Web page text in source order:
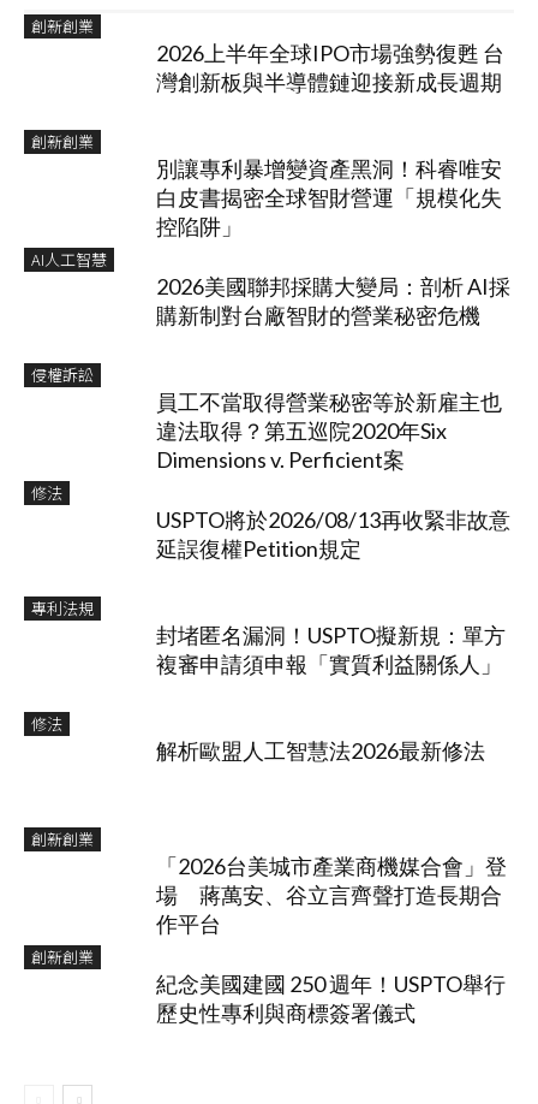
創新創業
2026上半年全球IPO市場強勢復甦 台
灣創新板與半導體鏈迎接新成長週期
創新創業
別讓專利暴增變資產黑洞！科睿唯安
白皮書揭密全球智財營運「規模化失
控陷阱」
AI人工智慧
2026美國聯邦採購大變局：剖析 AI採
購新制對台廠智財的營業秘密危機
侵權訴訟
員工不當取得營業秘密等於新雇主也
違法取得？第五巡院2020年Six
Dimensions v. Perficient案
修法
USPTO將於2026/08/13再收緊非故意
延誤復權Petition規定
專利法規
封堵匿名漏洞！USPTO擬新規：單方
複審申請須申報「實質利益關係人」
修法
解析歐盟人工智慧法2026最新修法
創新創業
「2026台美城市產業商機媒合會」登
場 蔣萬安、谷立言齊聲打造長期合
作平台
創新創業
紀念美國建國 250 週年！USPTO舉行
歷史性專利與商標簽署儀式